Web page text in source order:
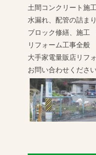
土間コンクリート施
水漏れ、配管の詰ま
ブロック修繕、施工
リフォーム工事全般
大手家電量販店リフ
お問い合わせください